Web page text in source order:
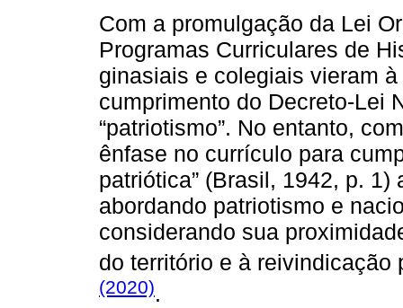
Com a promulgação da Lei
Programas Curriculares de
ginasiais e colegiais vieram
cumprimento do Decreto-Lei
“patriotismo”. No entanto,
ênfase no currículo para
patriótica” (Brasil, 1942, p. 1)
abordando patriotismo e
considerando sua
do território e à
(2020).